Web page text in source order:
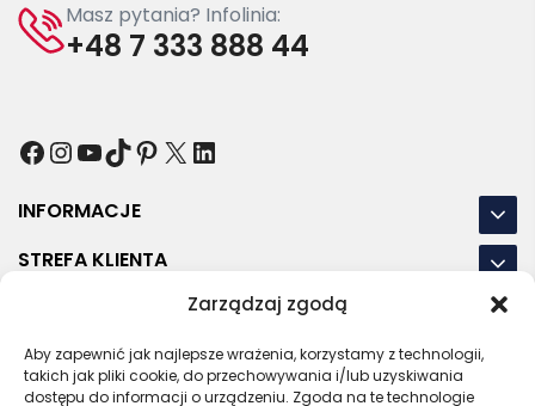
Zarządzaj zgodą
Aby zapewnić jak najlepsze wrażenia, korzystamy z technologii,
takich jak pliki cookie, do przechowywania i/lub uzyskiwania
dostępu do informacji o urządzeniu. Zgoda na te technologie
Masz pytania? Infolinia:
+48 7 333 888 44
Facebook
Instagram
YouTube
TikTok
Pinterest
X LinkedIn
INFORMACJE
STREFA KLIENTA
NASZE LOKALIZACJE
OSTATNIE POSTY